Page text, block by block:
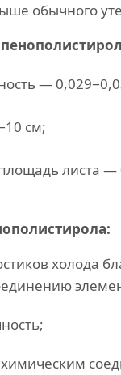
обычного
—
см;
листа —
холода
химическим